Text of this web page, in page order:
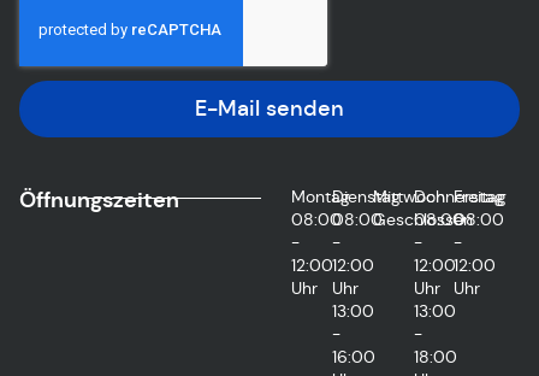
E-Mail senden
Öffnungszeiten
Montag
08:00
-
12:00
Uhr
Dienstag
08:00
-
12:00
Uhr
13:00
-
16:00
Mittwoch
Geschlossen
Donnerstag
08:00
-
12:00
Uhr
13:00
-
18:00
Freitag
08:00
-
12:00
Uhr